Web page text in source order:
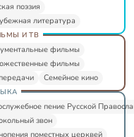
поэзия
литература
И ТВ
фильмы
фильмы
Семейное кино
пение Русской
звон
поместных церквей